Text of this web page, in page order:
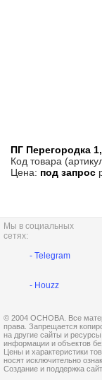
ПГ Перегородка
Код товара
Цена: под запрос
Мы в социальных
сетях:
- Telegram
- Houzz
© 2004 ОСНОВА. Все
права. Запрещается
на другие сайты и
информации и объектов
Цены и характеристики
носят исключительно
Создание и поддержка